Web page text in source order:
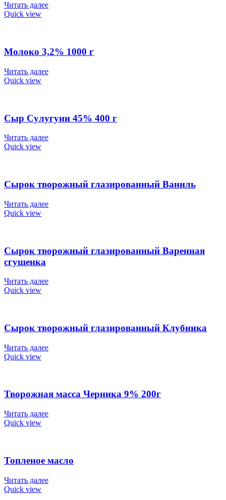
Читать далее
Quick view
Молоко 3,2% 1000 г
Читать далее
Quick view
Сыр Сулугуни 45% 400 г
Читать далее
Quick view
Сырок творожный глазированный Ваниль
Читать далее
Quick view
Сырок творожный глазированный Варенная
сгущенка
Читать далее
Quick view
Сырок творожный глазированный Клубника
Читать далее
Quick view
Творожная масса Черника 9% 200г
Читать далее
Quick view
Топленое масло
Читать далее
Quick view